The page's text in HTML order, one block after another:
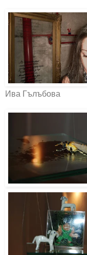
Ива Гълъбова